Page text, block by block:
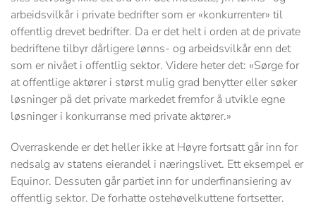
arbeidsvilkår i private bedrifter som er «konkurrenter» til
offentlig drevet bedrifter. Da er det helt i orden at de private
bedriftene tilbyr dårligere lønns- og arbeidsvilkår enn det
som er nivået i offentlig sektor. Videre heter det: «Sørge for
at offentlige aktører i størst mulig grad benytter eller søker
løsninger på det private markedet fremfor å utvikle egne
løsninger i konkurranse med private aktører.»
Overraskende er det heller ikke at Høyre fortsatt går inn for
nedsalg av statens eierandel i næringslivet. Ett eksempel er
Equinor. Dessuten går partiet inn for underfinansiering av
offentlig sektor. De forhatte ostehøvelkuttene fortsetter.